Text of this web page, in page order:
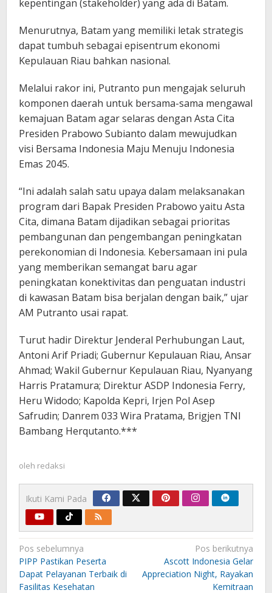
kepentingan (stakeholder) yang ada di Batam.
Menurutnya, Batam yang memiliki letak strategis
dapat tumbuh sebagai episentrum ekonomi
Kepulauan Riau bahkan nasional.
Melalui rakor ini, Putranto pun mengajak seluruh
komponen daerah untuk bersama-sama mengawal
kemajuan Batam agar selaras dengan Asta Cita
Presiden Prabowo Subianto dalam mewujudkan
visi Bersama Indonesia Maju Menuju Indonesia
Emas 2045.
“Ini adalah salah satu upaya dalam melaksanakan
program dari Bapak Presiden Prabowo yaitu Asta
Cita, dimana Batam dijadikan sebagai prioritas
pembangunan dan pengembangan peningkatan
perekonomian di Indonesia. Kebersamaan ini pula
yang memberikan semangat baru agar
peningkatan konektivitas dan penguatan industri
di kawasan Batam bisa berjalan dengan baik,” ujar
AM Putranto usai rapat.
Turut hadir Direktur Jenderal Perhubungan Laut,
Antoni Arif Priadi; Gubernur Kepulauan Riau, Ansar
Ahmad; Wakil Gubernur Kepulauan Riau, Nyanyang
Harris Pratamura; Direktur ASDP Indonesia Ferry,
Heru Widodo; Kapolda Kepri, Irjen Pol Asep
Safrudin; Danrem 033 Wira Pratama, Brigjen TNI
Bambang Herqutanto.***
oleh redaksi
Ikuti Kami Pada
Navigasi
pos
Pos sebelumnya
PIPP Pastikan Peserta
Dapat Pelayanan Terbaik di
Fasilitas Kesehatan
Pos berikutnya
Ascott Indonesia Gelar
Appreciation Night, Rayakan
Kemitraan